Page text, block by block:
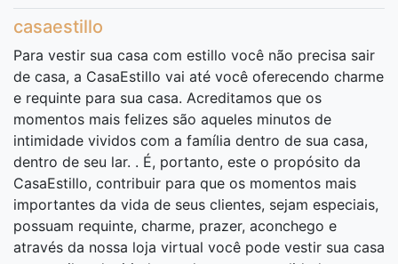
casaestillo
Para vestir sua casa com estillo você não precisa sair
de casa, a CasaEstillo vai até você oferecendo charme
e requinte para sua casa. Acreditamos que os
momentos mais felizes são aqueles minutos de
intimidade vividos com a família dentro de sua casa,
dentro de seu lar. . É, portanto, este o propósito da
CasaEstillo, contribuir para que os momentos mais
importantes da vida de seus clientes, sejam especiais,
possuam requinte, charme, prazer, aconchego e
através da nossa loja virtual você pode vestir sua casa